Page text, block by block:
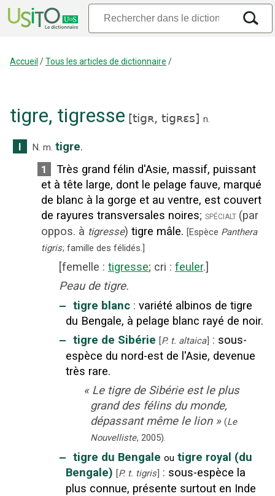
Accueil /Tous les articles de dictionnaire /
tigre, tigresse [tigʀ, tigʀɛs] n.
I N. m. tigre.
1
Très grand félin d'Asie, massif, puissant
et à tête large, dont le pelage fauve, marqué
de blanc à la gorge et au ventre, est couvert
de rayures transversales noires; spécialt (par
oppos. à tigresse) tigre mâle. [Espèce Panthera
tigris; famille des félidés.
[femelle : tigresse; cri : feuler.]
Peau de tigre.
‒ tigre blanc : variété albinos de tigre
du Bengale, à pelage blanc rayé de noir.
‒ tigre de Sibérie [P. t. altaica] : sous-
espèce du nord-est de l'Asie, devenue
très rare.
« Le tigre de Sibérie est le plus
grand des félins du monde,
dépassant même le lion » (Le
Nouvelliste, 2005).
‒ tigre du Bengale ou tigre royal (du
Bengale) [P. t. tigris] : sous-espèce la
plus connue, présente surtout en Inde